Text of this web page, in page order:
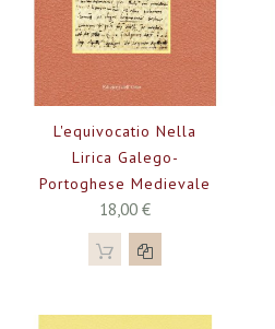
L'equivocatio Nella
Lirica Galego-
Portoghese Medievale
18,00 €